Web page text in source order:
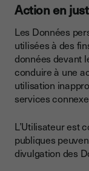
Action en
Les Données
utilisées à des
données devant
conduire à une
utilisation
services
L’Utilisateur est
publiques
divulgation des